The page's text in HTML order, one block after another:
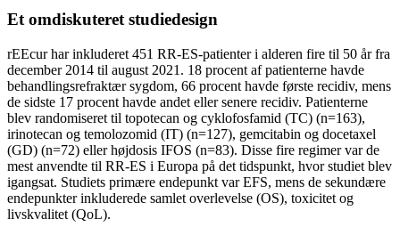
Et omdiskuteret studiedesign
rEEcur har inkluderet 451 RR-ES-patienter i alderen fire til 50 år fra
december 2014 til august 2021. 18 procent af patienterne havde
behandlingsrefraktær sygdom, 66 procent havde første recidiv, mens
de sidste 17 procent havde andet eller senere recidiv. Patienterne
blev randomiseret til topotecan og cyklofosfamid (TC) (n=163),
irinotecan og temolozomid (IT) (n=127), gemcitabin og docetaxel
(GD) (n=72) eller højdosis IFOS (n=83). Disse fire regimer var de
mest anvendte til RR-ES i Europa på det tidspunkt, hvor studiet blev
igangsat. Studiets primære endepunkt var EFS, mens de sekundære
endepunkter inkluderede samlet overlevelse (OS), toxicitet og
livskvalitet (QoL).